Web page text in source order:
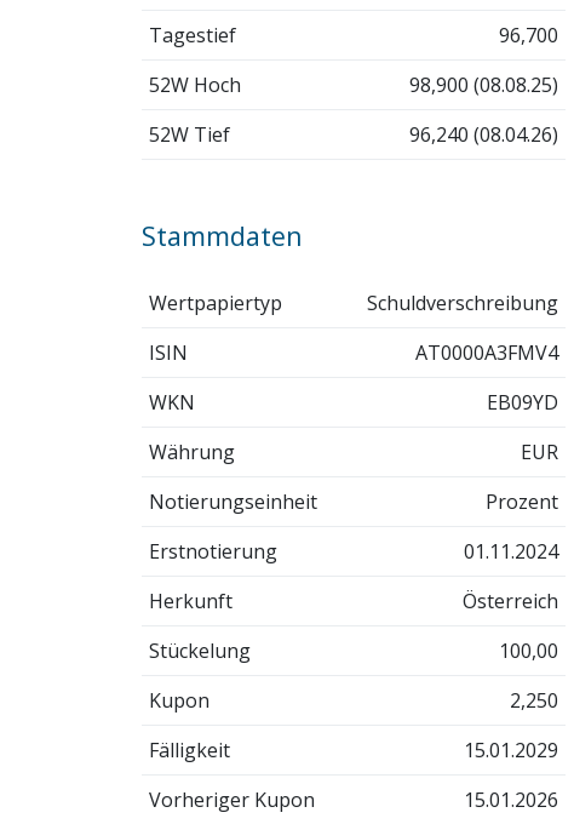
Tagestief
96,700
52W Hoch
98,900 (08.08.25)
52W Tief
96,240 (08.04.26)
Stammdaten
Wertpapiertyp
Schuldverschreibung
ISIN
AT0000A3FMV4
WKN
EB09YD
Währung
EUR
Notierungseinheit
Prozent
Erstnotierung
01.11.2024
Herkunft
Österreich
Stückelung
100,00
Kupon
2,250
Fälligkeit
15.01.2029
Vorheriger Kupon
15.01.2026